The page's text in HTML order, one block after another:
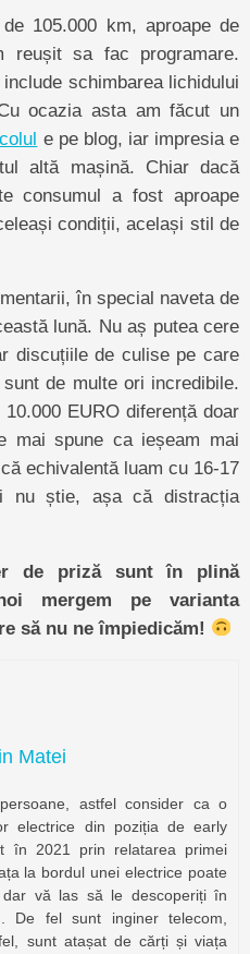
105.000 km, aproape de
reușit sa fac programare.
schimbarea lichidului
ocazia asta am făcut un
e pe blog, iar impresia e
altă mașină. Chiar dacă
consumul a fost aproape
condiții, același stil de
în special naveta de
lună. Nu aș putea cere
discuțiile de culise pe care
de multe ori incredibile.
EURO diferență doar
mai spune ca ieșeam mai
echivalentă luam cu 16-17
nu știe, așa că distracția
de priză sunt în plină
mergem pe varianta
să nu ne împiedicăm!
Matei
astfel consider ca o
electrice din poziția de early
în 2021 prin relatarea primei
la bordul unei electrice poate
vă las să le descoperiți în
. De fel sunt inginer telecom,
sunt atașat de cărți și viața